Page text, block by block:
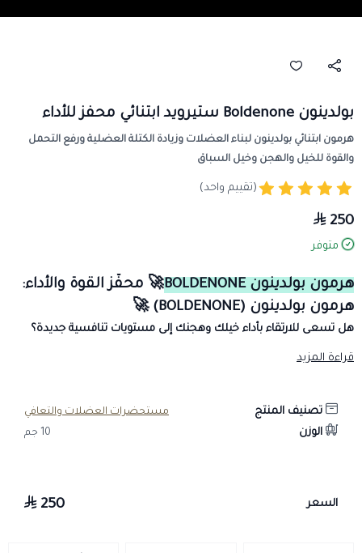
بولدينون Boldenone ستيرويد ابتنائي محفز للأداء
هرمون ابتنائي بولدينون لبناء العضلات وزيادة الكتلة العضلية ورفع التحمل
والقوة للخيل والهجن وخيل السباق
(تقييم واحد)
250
متوفر
هرمون بولدينون BOLDENONE
🚀 محفّز القوة والأداء:
هرمون بولدينون (BOLDENONE) 🚀
هل تسعى للارتقاء بأداء خيلك وهجنك إلى مستويات تنافسية جديدة؟
بولدينون (BOLDENONE)
فوائد البولدينون الرئيسية للسباقات والتحمل:زيادة الكتلة العضلية
الهزيلة:يدعم بناء عضلات قوية وخالية من الدهون، مما يعزز القوة
للعضلات، مما يحسّن القدرة على التحمل والأداء على المدى الطويل في
قراءة المزيد
تصنيف المنتج مستحضرات العضلات والتعافي
الوزن 10 جم
السعر 250